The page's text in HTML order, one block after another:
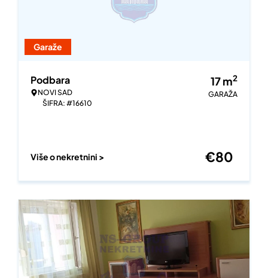
Garaže
Podbara
NOVI SAD
ŠIFRA: #16610
17m2
GARAŽA
Više o nekretnini > €80